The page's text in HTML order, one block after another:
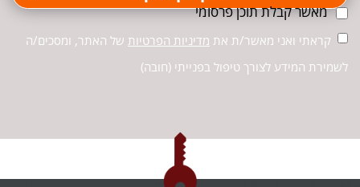
מאשר קבלת תוכן פרסומי
קראתי ואני מאשר/ת את מדיניות הפרטיות של האתר, ומסכים/ה
לשמירת המידע לצורך טיפול בפנייתי (חובה)